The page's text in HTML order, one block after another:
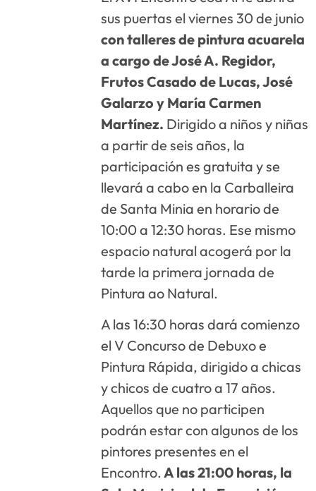
sus puertas el viernes 30 de junio
con talleres de pintura acuarela
a cargo de José A. Regidor,
Frutos Casado de Lucas, José
Galarzo y María Carmen
Martínez. Dirigido a niños y niñas
a partir de seis años, la
participación es gratuita y se
llevará a cabo en la Carballeira
de Santa Minia en horario de
10:00 a 12:30 horas. Ese mismo
espacio natural acogerá por la
tarde la primera jornada de
Pintura ao Natural.
A las 16:30 horas dará comienzo
el V Concurso de Debuxo e
Pintura Rápida, dirigido a chicas
y chicos de cuatro a 17 años.
Aquellos que no participen
podrán estar con algunos de los
pintores presentes en el
Encontro. A las 21:00 horas, la